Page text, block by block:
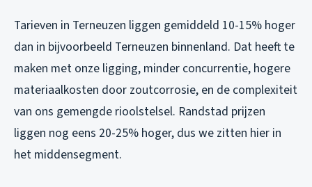
Tarieven in Terneuzen liggen gemiddeld 10-15% hoger
dan in bijvoorbeeld Terneuzen binnenland. Dat heeft te
maken met onze ligging, minder concurrentie, hogere
materiaalkosten door zoutcorrosie, en de complexiteit
van ons gemengde rioolstelsel. Randstad prijzen
liggen nog eens 20-25% hoger, dus we zitten hier in
het middensegment.